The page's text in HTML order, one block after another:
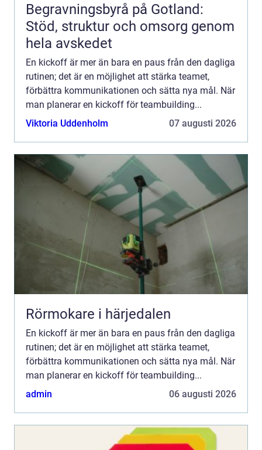
Begravningsbyrå på Gotland:
Stöd, struktur och omsorg genom
hela avskedet
En kickoff är mer än bara en paus från den dagliga
rutinen; det är en möjlighet att stärka teamet,
förbättra kommunikationen och sätta nya mål. När
man planerar en kickoff för teambuilding...
Viktoria Uddenholm
07 augusti 2026
Rörmokare i härjedalen
En kickoff är mer än bara en paus från den dagliga
rutinen; det är en möjlighet att stärka teamet,
förbättra kommunikationen och sätta nya mål. När
man planerar en kickoff för teambuilding...
admin
06 augusti 2026